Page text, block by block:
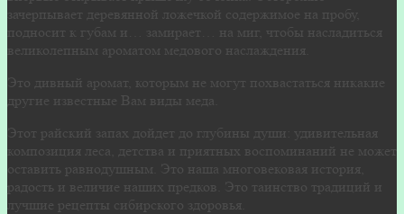
зачерпывает деревянной ложечкой содержимое на пробу,
подносит к губам и… замирает… на миг, чтобы насладиться
великолепным ароматом медового наслаждения.
Это дивный аромат, которым не могут похвастаться никакие
другие известные Вам виды меда.
Этот райский запах дойдет до глубины души: удивительная
композиция леса, детства и приятных воспоминаний не может
оставить равнодушным. Это наша многовековая история,
радость и величие наших предков. Это таинство традиций и
лучшие рецепты сибирского здоровья.